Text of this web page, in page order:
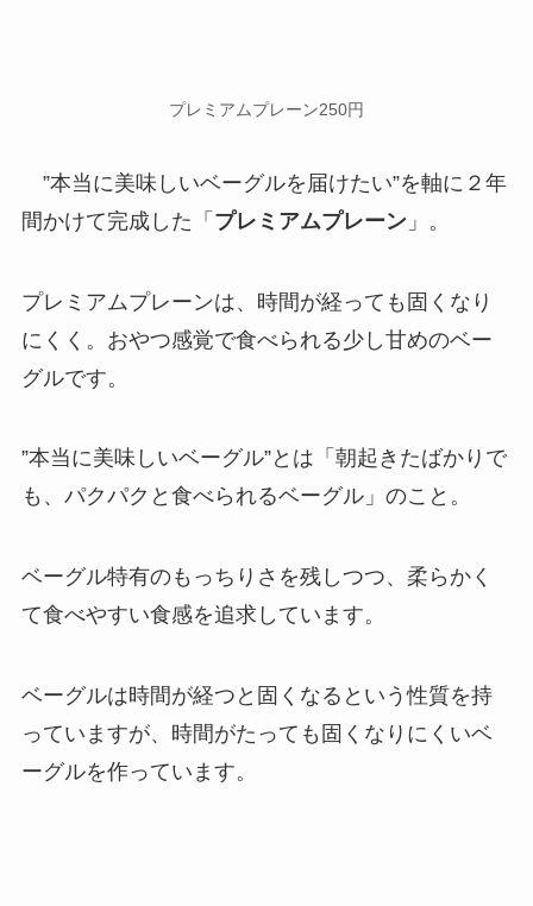
プレミアムプレーン250円
”本当に美味しいベーグルを届けたい”を軸に２年
間かけて完成した「 プレミアムプレーン」。
プレミアムプレーンは、時間が経っても固くなり
にくく。おやつ感覚で食べられる少し甘めのベー
グルです。
”本当に美味しいベーグル”とは「朝起きたばかりで
も、パクパクと食べられるベーグル」のこと。
ベーグル特有のもっちりさを残しつつ、柔らかく
て食べやすい食感を追求しています。
ベーグルは時間が経つと固くなるという性質を持
っていますが、時間がたっても固くなりにくいベ
ーグルを作っています。